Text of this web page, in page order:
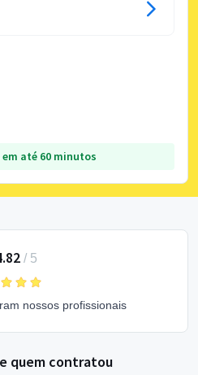
até 60 minutos
/ 5
nossos profissionais
quem contratou